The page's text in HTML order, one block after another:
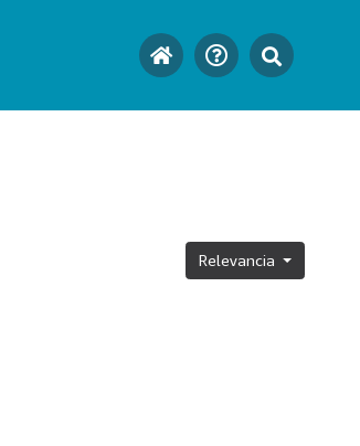
Relevancia